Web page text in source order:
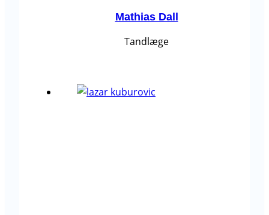
Mathias Dall
Tandlæge